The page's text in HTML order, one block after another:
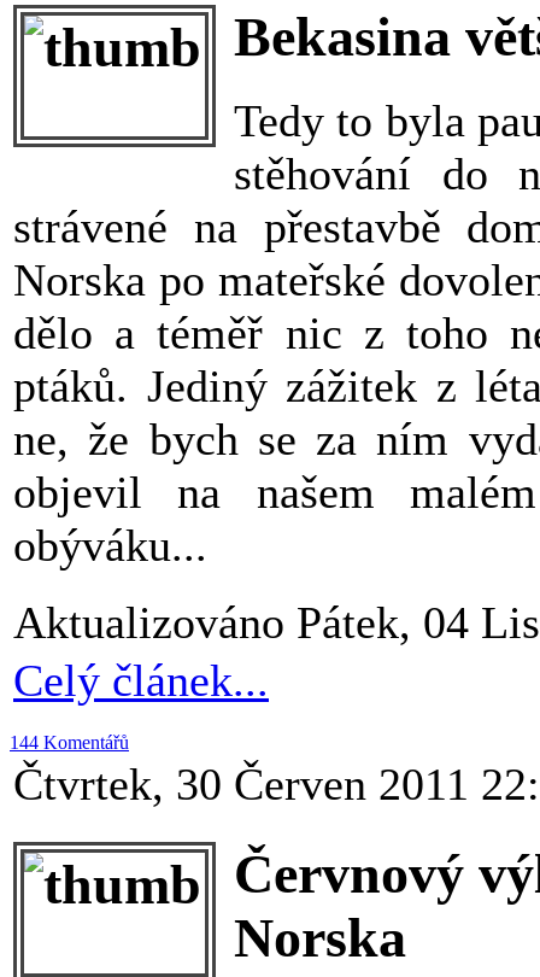
Bekasina
Tedy to byla
stěhování do
strávené na přestavbě
Norska po mateřské
dělo a téměř nic z toho
ptáků. Jediný zážitek z
ne, že bych se za ním
objevil na našem
obýváku...
Aktualizováno Pátek, 04
Celý článek...
144 Komentářů
Čtvrtek, 30 Červen 2011
Červnový
Norska